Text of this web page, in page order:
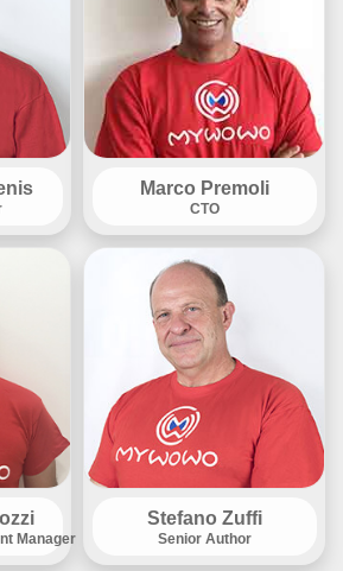
Marco Premoli
CTO
Manager
Stefano Zuffi
Senior Author